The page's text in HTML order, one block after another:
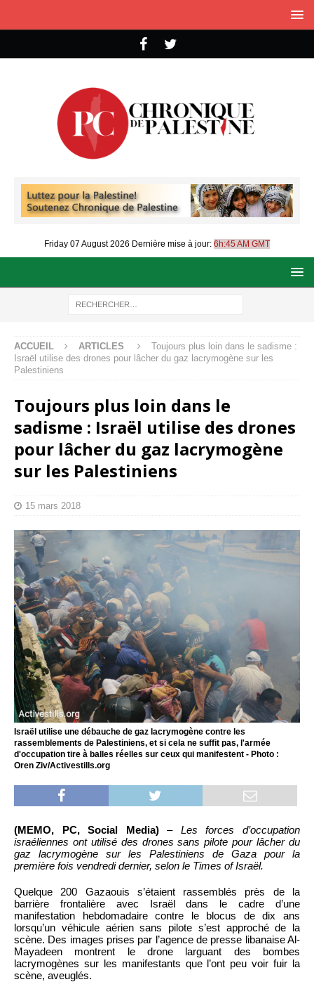
Friday 07 August 2026 Dernière mise à jour: 6h:45 AM GMT
ACCUEIL ARTICLES
Toujours plus loin dans le sadisme :
Israël utilise des drones pour lâcher du gaz lacrymogène sur les
Palestiniens
Toujours plus loin dans le
sadisme : Israël utilise des drones
pour lâcher du gaz lacrymogène
sur les Palestiniens
15 mars 2018
Israël utilise une débauche de gaz lacrymogène contre les
rassemblements de Palestiniens, et si cela ne suffit pas, l'armée
d'occupation tire à balles réelles sur ceux qui manifestent - Photo :
Oren Ziv/Activestills.org
(MEMO, PC, Social Media)– Les forces d’occupation
israéliennes ont utilisé des drones sans pilote pour lâcher du
gaz lacrymogène sur les Palestiniens de Gaza pour la
première fois vendredi dernier, selon le Times of Israël.
Quelque 200 Gazaouis s’étaient rassemblés près de la
barrière frontalière avec Israël dans le cadre d’une
manifestation hebdomadaire contre le blocus de dix ans
lorsqu’un véhicule aérien sans pilote s’est approché de la
scène. Des images prises par l’agence de presse libanaise Al-
Mayadeen montrent le drone larguant des bombes
lacrymogènes sur les manifestants que l’ont peu voir fuir la
scène, aveuglés.